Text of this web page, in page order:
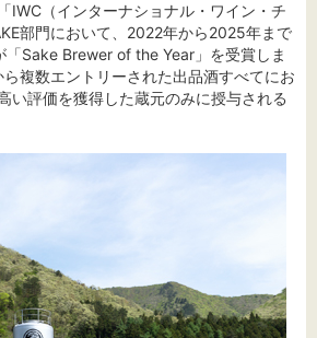
IWC（インターナショナル・ワイン・チ
部門において、2022年から2025年まで
「Sake Brewer of the Year」を受賞しま
ら複数エントリーされた出品酒すべてにお
い評価を獲得した蔵元のみに授与される